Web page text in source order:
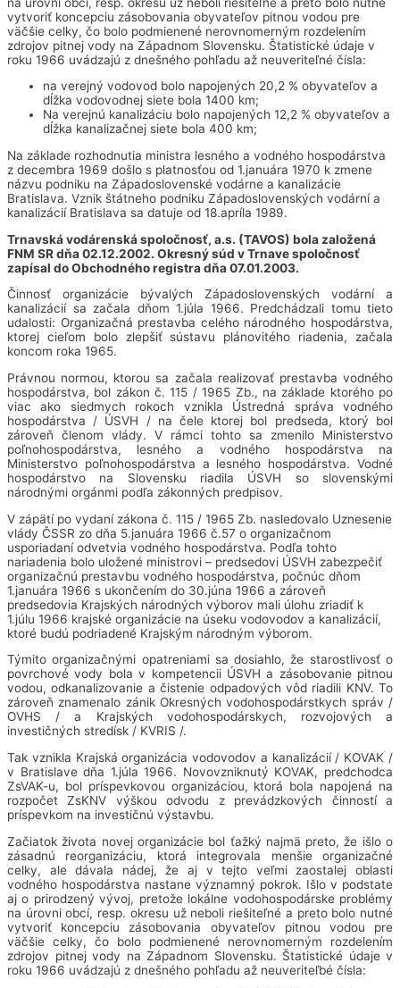
vytvoriť koncepciu zásobovania obyvateľov pitnou vodou pre
väčšie celky, čo bolo podmienené nerovnomerným rozdelením
zdrojov pitnej vody na Západnom Slovensku. Štatistické údaje v
roku 1966 uvádzajú z dnešného pohľadu až neuveriteľné čísla:
na verejný vodovod bolo napojených 20,2 % obyvateľov a
dĺžka vodovodnej siete bola 1400 km;
Na verejnú kanalizáciu bolo napojených 12,2 % obyvateľov a
dĺžka kanalizačnej siete bola 400 km;
Na základe rozhodnutia ministra lesného a vodného hospodárstva
z decembra 1969 došlo s platnosťou od 1.januára 1970 k zmene
názvu podniku na Západoslovenské vodárne a kanalizácie
Bratislava. Vznik štátneho podniku Západoslovenských vodární a
kanalizácií Bratislava sa datuje od 18.apríla 1989.
Trnavská vodárenská spoločnosť, a.s. (TAVOS) bola založená
FNM SR dňa 02.12.2002. Okresný súd v Trnave spoločnosť
zapísal do Obchodného registra dňa 07.01.2003.
Činnosť organizácie bývalých Západoslovenských vodární a
kanalizácií sa začala dňom 1.júla 1966. Predchádzali tomu tieto
udalosti: Organizačná prestavba celého národného hospodárstva,
ktorej cieľom bolo zlepšiť sústavu plánovitého riadenia, začala
koncom roka 1965.
Právnou normou, ktorou sa začala realizovať prestavba vodného
hospodárstva, bol zákon č. 115 / 1965 Zb., na základe ktorého po
viac ako siedmych rokoch vznikla Ústredná správa vodného
hospodárstva / ÚSVH / na čele ktorej bol predseda, ktorý bol
zároveň členom vlády. V rámci tohto sa zmenilo Ministerstvo
poľnohospodárstva, lesného a vodného hospodárstva na
Ministerstvo poľnohospodárstva a lesného hospodárstva. Vodné
hospodárstvo na Slovensku riadila ÚSVH so slovenskými
národnými orgánmi podľa zákonných predpisov.
V zápätí po vydaní zákona č. 115 / 1965 Zb. nasledovalo Uznesenie
vlády ČSSR zo dňa 5.januára 1966 č.57 o organizačnom
usporiadaní odvetvia vodného hospodárstva. Podľa tohto
nariadenia bolo uložené ministrovi – predsedovi ÚSVH zabezpečiť
organizačnú prestavbu vodného hospodárstva, počnúc dňom
1.januára 1966 s ukončením do 30.júna 1966 a zároveň
predsedovia Krajských národných výborov mali úlohu zriadiť k
1.júlu 1966 krajské organizácie na úseku vodovodov a kanalizácií,
ktoré budú podriadené Krajským národným výborom.
Týmito organizačnými opatreniami sa dosiahlo, že starostlivosť o
povrchové vody bola v kompetencii ÚSVH a zásobovanie pitnou
vodou, odkanalizovanie a čistenie odpadových vôd riadili KNV. To
zároveň znamenalo zánik Okresných vodohospodárstkych správ /
OVHS / a Krajských vodohospodárskych, rozvojových a
investičných stredísk / KVRIS /.
Tak vznikla Krajská organizácia vodovodov a kanalizácií / KOVAK /
v Bratislave dňa 1.júla 1966. Novovzniknutý KOVAK, predchodca
ZsVAK-u, bol príspevkovou organizáciou, ktorá bola napojená na
rozpočet ZsKNV výškou odvodu z prevádzkových činností a
príspevkom na investičnú výstavbu.
Začiatok života novej organizácie bol ťažký najmä preto, že išlo o
zásadnú reorganizáciu, ktorá integrovala menšie organizačné
celky, ale dávala nádej, že aj v tejto veľmi zaostalej oblasti
vodného hospodárstva nastane významný pokrok. Išlo v podstate
aj o prirodzený vývoj, pretože lokálne vodohospodárske problémy
na úrovni obcí, resp. okresu už neboli riešiteľné a preto bolo nutné
vytvoriť koncepciu zásobovania obyvateľov pitnou vodou pre
väčšie celky, čo bolo podmienené nerovnomerným rozdelením
zdrojov pitnej vody na Západnom Slovensku. Štatistické údaje v
roku 1966 uvádzajú z dnešného pohľadu až neuveriteľbé čísla: